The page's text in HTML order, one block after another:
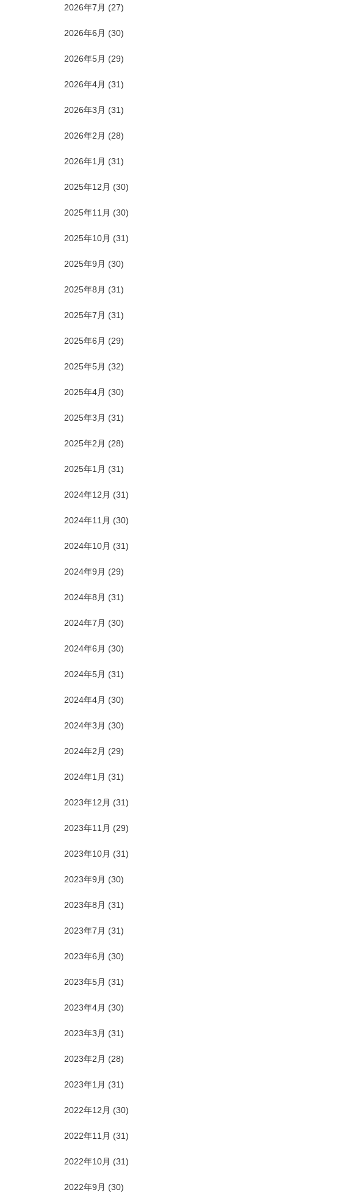
2026年7月 (27)
2026年6月 (30)
2026年5月 (29)
2026年4月 (31)
2026年3月 (31)
2026年2月 (28)
2026年1月 (31)
2025年12月 (30)
2025年11月 (30)
2025年10月 (31)
2025年9月 (30)
2025年8月 (31)
2025年7月 (31)
2025年6月 (29)
2025年5月 (32)
2025年4月 (30)
2025年3月 (31)
2025年2月 (28)
2025年1月 (31)
2024年12月 (31)
2024年11月 (30)
2024年10月 (31)
2024年9月 (29)
2024年8月 (31)
2024年7月 (30)
2024年6月 (30)
2024年5月 (31)
2024年4月 (30)
2024年3月 (30)
2024年2月 (29)
2024年1月 (31)
2023年12月 (31)
2023年11月 (29)
2023年10月 (31)
2023年9月 (30)
2023年8月 (31)
2023年7月 (31)
2023年6月 (30)
2023年5月 (31)
2023年4月 (30)
2023年3月 (31)
2023年2月 (28)
2023年1月 (31)
2022年12月 (30)
2022年11月 (31)
2022年10月 (31)
2022年9月 (30)